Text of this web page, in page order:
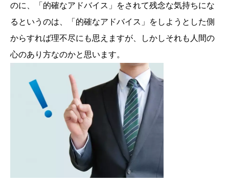
のに、「的確なアドバイス」をされて残念な気持ちにな
るというのは、「的確なアドバイス」をしようとした側
からすれば理不尽にも思えますが、しかしそれも人間の
心のあり方なのかと思います。